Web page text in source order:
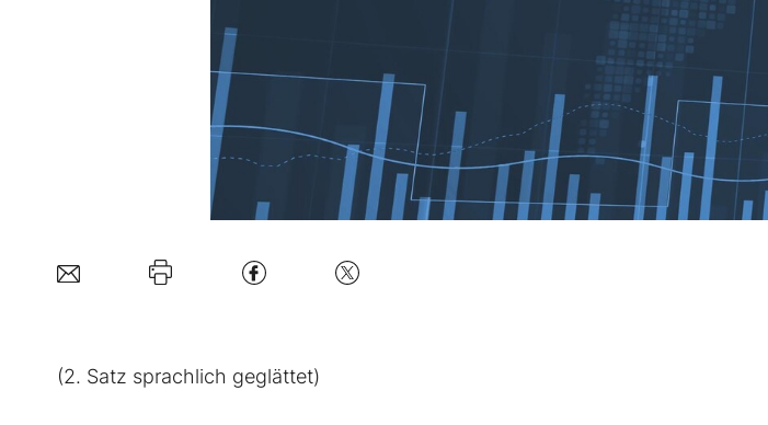
(2. Satz sprachlich geglättet)